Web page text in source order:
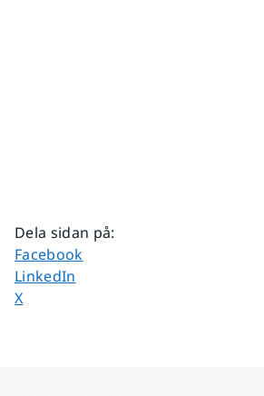
Dela sidan på:
Dela sidan på
Facebook
Dela sidan på
LinkedIn
Dela sidan på
X